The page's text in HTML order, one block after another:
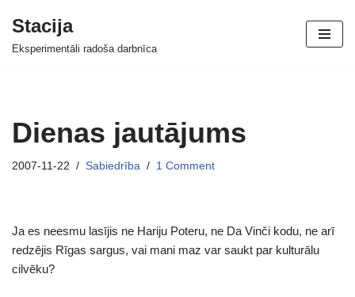
Skip
Stacija
Eksperimentāli radoša darbnīca
Dienas jautājums
2007-11-22 Sabiedrība 1 Comment
Ja es neesmu lasījis ne Hariju Poteru, ne Da Vinči kodu, ne arī
redzējis Rīgas sargus, vai mani maz var saukt par kulturālu
cilvēku?